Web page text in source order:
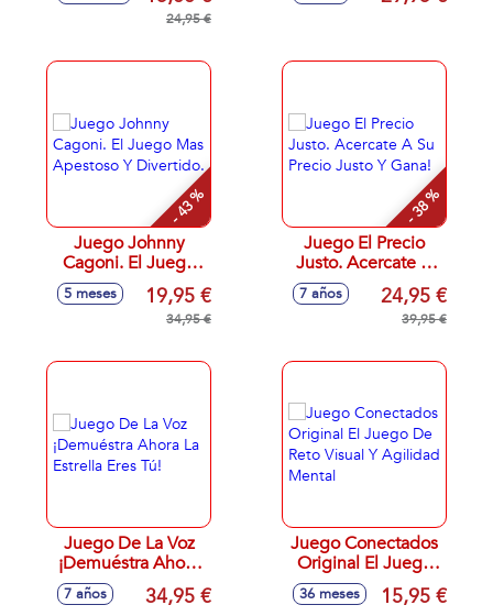
24,95 €
¡¡Bing-Bang Boom!
- 43 %
Juego Johnny
Cagoni. El Juego
Mas Apestoso Y
Divertido.
5 meses 19,95 €
34,95 €
- 38 %
Juego El Precio
Justo. Acercate A
Su Precio Justo Y
Gana!
7 años 24,95 €
39,95 €
Juego De La Voz
¡Demuéstra Ahora
La Estrella Eres Tú!
7 años 34,95 €
Juego Conectados
Original El Juego
De Reto Visual Y
Agilidad Mental
36 meses 15,95 €